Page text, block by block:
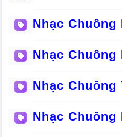
Nhạc Chuông
Nhạc Chuông
Nhạc Chuông
Nhạc Chuông